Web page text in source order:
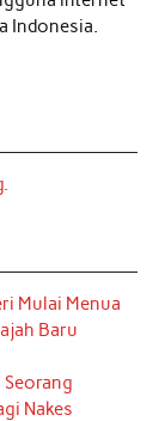
Indonesia.
Mulai Menua
Baru
Seorang
Nakes